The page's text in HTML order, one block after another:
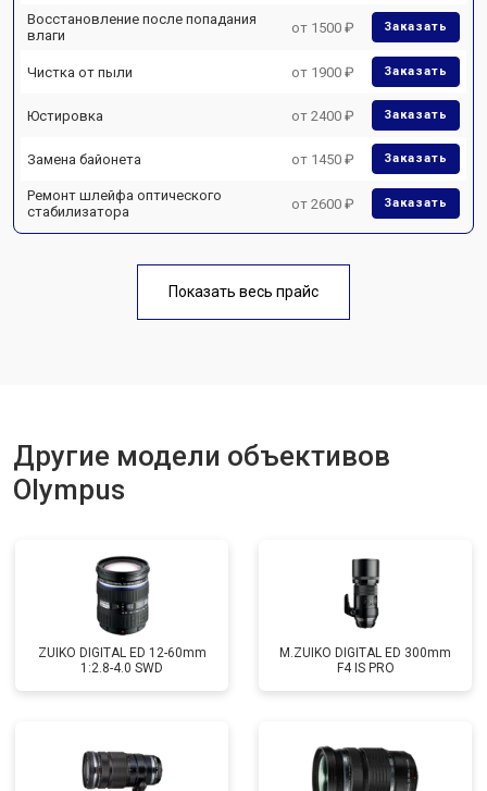
Восстановление после попадания
влаги
от 1500 ₽ Заказать
Чистка от пыли от 1900 ₽ Заказать
Юстировка от 2400 ₽ Заказать
Замена байонета от 1450 ₽ Заказать
Ремонт шлейфа оптического
стабилизатора
от 2600 ₽ Заказать
Показать весь прайс
Другие модели объективов
Olympus
ZUIKO DIGITAL ED 12-60mm
1:2.8-4.0 SWD
M.ZUIKO DIGITAL ED 300mm
F4 IS PRO